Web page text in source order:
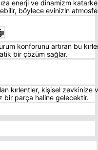
enerji ve dinamizm
böylece evinizin
konforunu artıran bu
bir çözüm sağlar.
kırlentler, kişisel
bir parça haline gelecektir.